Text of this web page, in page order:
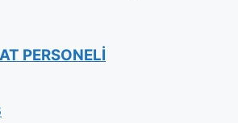
PERSONELİ